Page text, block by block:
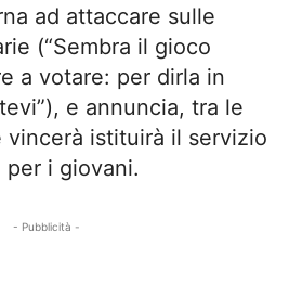
ad attaccare sulle
(“Sembra il gioco
a votare: per dirla in
e annuncia, tra le
vincerà istituirà il servizio
i giovani.
- Pubblicità -